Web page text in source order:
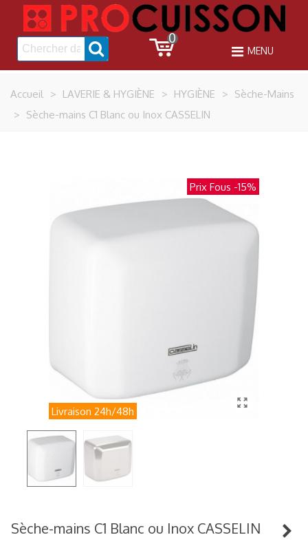
0
MENU
Accueil > LAVERIE & HYGIÈNE > HYGIÈNE > Sèche-Mains
> Sèche-mains C1 Blanc ou Inox CASSELIN
Livraison 24h/48h
Prix Fous -15%
Sèche-mains C1 Blanc ou Inox CASSELIN